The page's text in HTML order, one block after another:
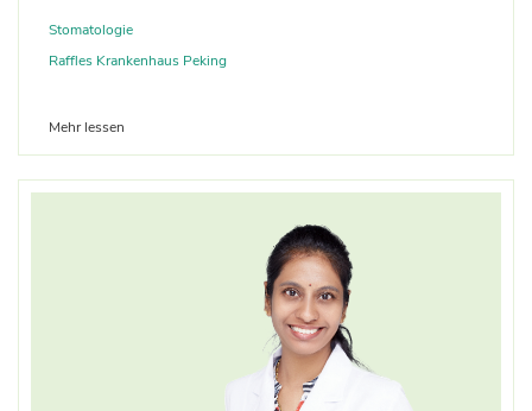
Stomatologie
Raffles Krankenhaus Peking
Mehr lessen